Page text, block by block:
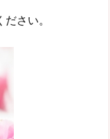
さい。